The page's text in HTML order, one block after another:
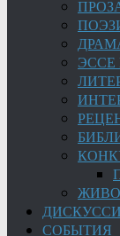
ЭССЕ
СОБЫТИЯ